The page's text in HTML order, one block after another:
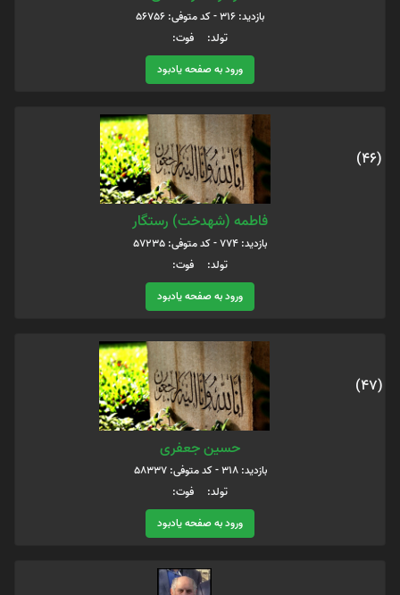
بازدید: 316 - کد متوفی: 56756
تولد: فوت:
ورود به صفحه یادبود
(46)
فاطمه (شهدخت) رستگار
بازدید: 774 - کد متوفی: 57235
تولد: فوت:
ورود به صفحه یادبود
(47)
حسین جعفری
بازدید: 318 - کد متوفی: 58337
تولد: فوت:
ورود به صفحه یادبود